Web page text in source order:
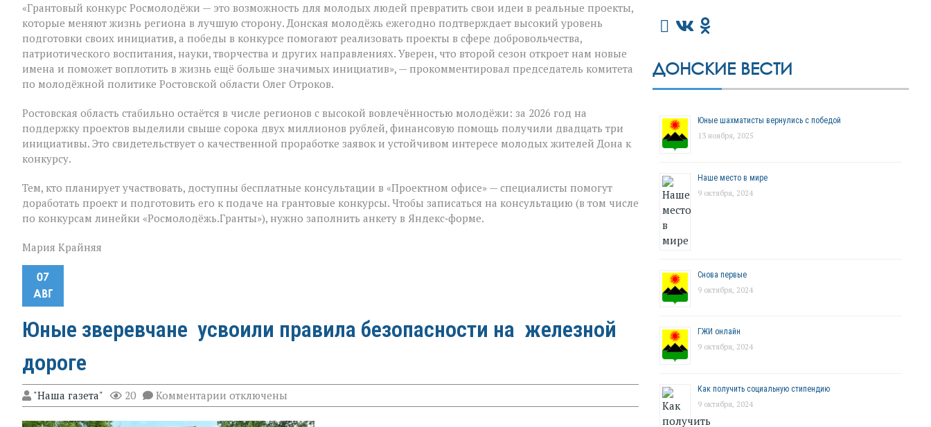
«Грантовый конкурс Росмолодёжи — это возможность для молодых людей превратить свои идеи в реальные проекты,
которые меняют жизнь региона в лучшую сторону. Донская молодёжь ежегодно подтверждает высокий уровень
подготовки своих инициатив, а победы в конкурсе помогают реализовать проекты в сфере добровольчества,
патриотического воспитания, науки, творчества и других направлениях. Уверен, что второй сезон откроет нам новые
имена и поможет воплотить в жизнь ещё больше значимых инициатив», — прокомментировал председатель комитета
по молодёжной политике Ростовской области Олег Отроков.
Ростовская область стабильно остаётся в числе регионов с высокой вовлечённостью молодёжи: за 2026 год на
поддержку проектов выделили свыше сорока двух миллионов рублей, финансовую помощь получили двадцать три
инициативы. Это свидетельствует о качественной проработке заявок и устойчивом интересе молодых жителей Дона к
конкурсу.
Тем, кто планирует участвовать, доступны бесплатные консультации в «Проектном офисе» — специалисты помогут
доработать проект и подготовить его к подаче на грантовые конкурсы. Чтобы записаться на консультацию (в том числе
по конкурсам линейки «Росмолодёжь.Гранты»), нужно заполнить анкету в Яндекс‑форме.
Мария Крайняя
07
АВГ
Юные зверевчане усвоили правила безопасности на железной
дороге
"Наша газета" 20 Комментарии к
записи
Юные
отключены
ДОНСКИЕ ВЕСТИ
Юные шахматисты вернулись с победой
13 ноября, 2025
Наше место в мире
9 октября, 2024
Снова первые
9 октября, 2024
ГЖИ онлайн
9 октября, 2024
Как получить социальную стипендию
9 октября, 2024